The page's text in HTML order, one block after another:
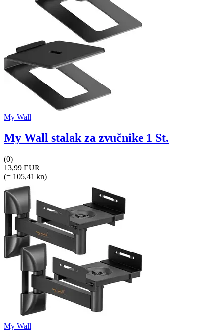
My Wall
My Wall stalak za zvučnike 1 St.
(0)
13,99 EUR
(= 105,41 kn)
My Wall